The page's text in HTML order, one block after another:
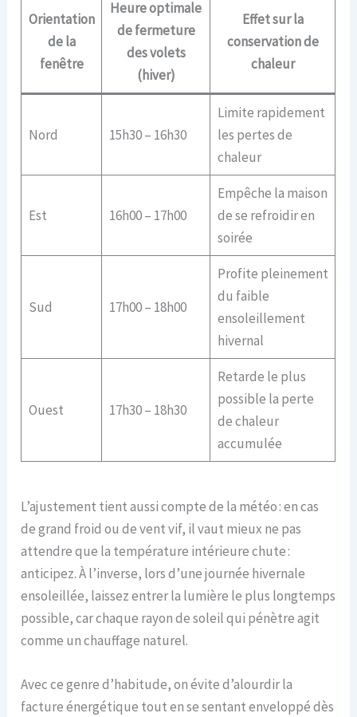
Orientation
de la
fenêtre
Heure optimale
de fermeture
des volets
(hiver)
Effet sur la
conservation de
chaleur
Nord 15h30 – 16h30
Limite rapidement
les pertes de
chaleur
Est 16h00 – 17h00
Empêche la maison
de se refroidir en
soirée
Sud 17h00 – 18h00
Profite pleinement
du faible
ensoleillement
hivernal
Ouest 17h30 – 18h30
Retarde le plus
possible la perte
de chaleur
accumulée
L’ajustement tient aussi compte de la météo : en cas
de grand froid ou de vent vif, il vaut mieux ne pas
attendre que la température intérieure chute :
anticipez. À l’inverse, lors d’une journée hivernale
ensoleillée, laissez entrer la lumière le plus longtemps
possible, car chaque rayon de soleil qui pénètre agit
comme un chauffage naturel.
Avec ce genre d’habitude, on évite d’alourdir la
facture énergétique tout en se sentant enveloppé dès